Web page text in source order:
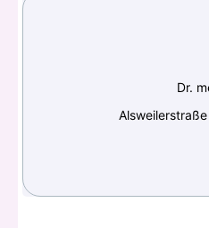
Dr.